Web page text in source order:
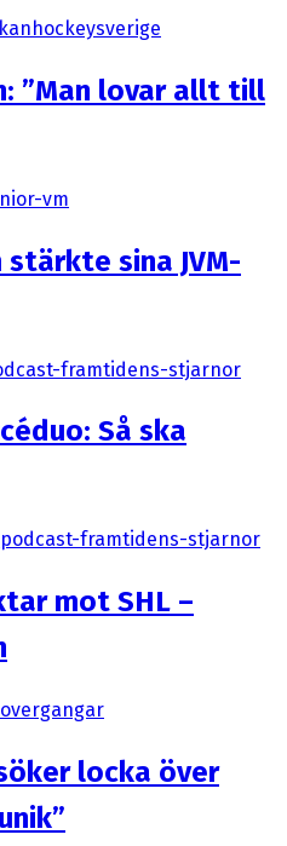
hockeysverige
”Man lovar allt till
vm
sina JVM-
framtidens-stjarnor
Så ska
podcast-framtidens-stjarnor
mot SHL –
overgangar
locka över